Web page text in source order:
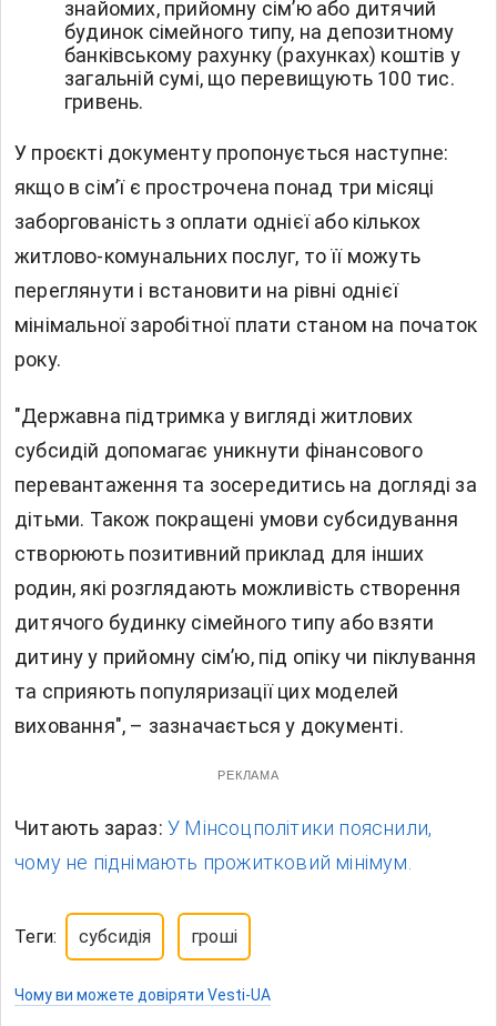
знайомих, прийомну сім’ю або дитячий
будинок сімейного типу, на депозитному
банківському рахунку (рахунках) коштів у
загальній сумі, що перевищують 100 тис.
гривень.
У проєкті документу пропонується наступне:
якщо в сім’ї є прострочена понад три місяці
заборгованість з оплати однієї або кількох
житлово-комунальних послуг, то її можуть
переглянути і встановити на рівні однієї
мінімальної заробітної плати станом на початок
року.
"Державна підтримка у вигляді житлових
субсидій допомагає уникнути фінансового
перевантаження та зосередитись на догляді за
дітьми. Також покращені умови субсидування
створюють позитивний приклад для інших
родин, які розглядають можливість створення
дитячого будинку сімейного типу або взяти
дитину у прийомну сім’ю, під опіку чи піклування
та сприяють популяризації цих моделей
виховання", – зазначається у документі.
РЕКЛАМА
Читають зараз: У Мінсоцполітики пояснили,
чому не піднімають прожитковий мінімум.
Теги: субсидія гроші
Чому ви можете довіряти Vesti-UA